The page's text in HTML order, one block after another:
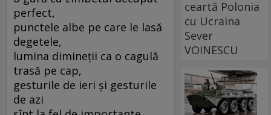
perfect,
punctele albe pe care le lasă
degetele,
lumina dimineţii ca o cagulă
trasă pe cap,
gesturile de ieri şi gesturile
de azi
ceartă Polonia
cu Ucraina
Sever
VOINESCU